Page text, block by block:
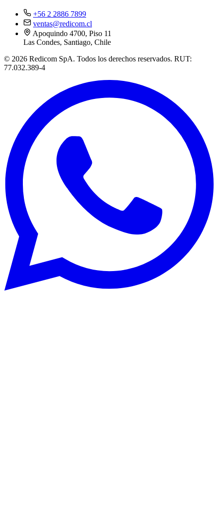
+56 2 2886 7899
ventas@redicom.cl
Apoquindo 4700, Piso 11
Las Condes, Santiago, Chile
© 2026 Redicom SpA. Todos los derechos reservados. RUT:
77.032.389-4